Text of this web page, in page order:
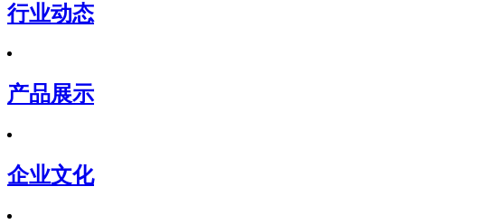
行业动态
产品展示
企业文化